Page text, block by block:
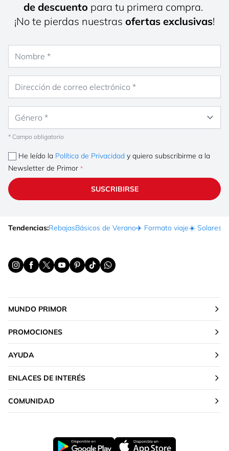
de descuento para tu primera compra.
¡No te pierdas nuestras ofertas exclusivas!
* Campo obligatorio
He leído la Política de Privacidad y quiero subscribirme a la
Newsletter de Primor
SUSCRIBIRSE
Tendencias:RebajasBásicos de Verano✈️ Formato viaje☀️ Solares
MUNDO PRIMOR
PROMOCIONES
AYUDA
ENLACES DE INTERÉS
COMUNIDAD